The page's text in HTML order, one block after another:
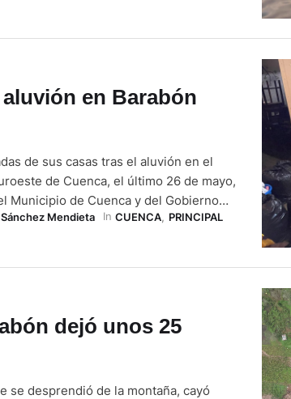
en Barabón
de sus casas tras el aluvión en el
de Cuenca, el último 26 de mayo,
Municipio de Cuenca y del Gobierno
menores de edad, quienes, desde
Mendieta In CUENCA, PRINCIPAL
dejó unos 25
se desprendió de la montaña, cayó